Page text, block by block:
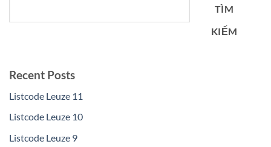
TÌM
KIẾM
Recent Posts
Listcode Leuze 11
Listcode Leuze 10
Listcode Leuze 9